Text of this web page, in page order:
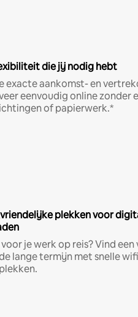
die jij nodig hebt
exacte aankomst- en
eenvoudig online zonder
of papierwerk.*
plekken voor
voor je werk op reis? Vind
lange termijn met snelle